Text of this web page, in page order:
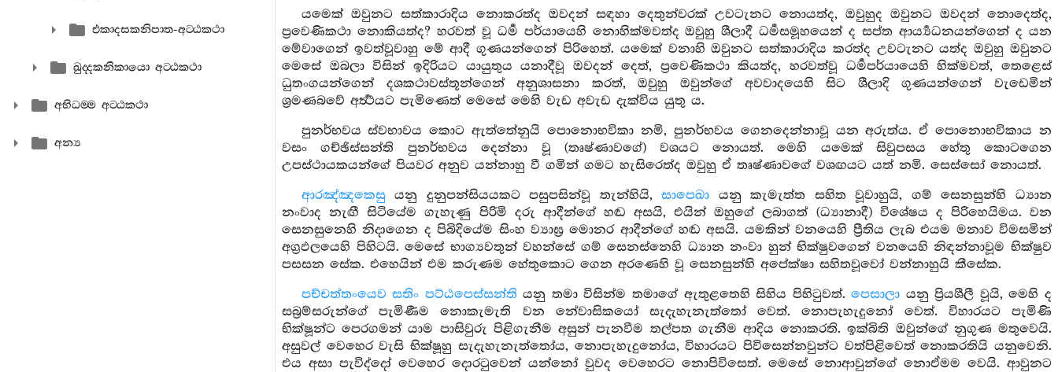
එකාදසකනිපාත-අට‍්ඨකථා
ඛුද‍්දකනිකායො අට‍්ඨකථා
අභිධම‍්ම අට‍්ඨකථා
අන්‍ය
යමෙක් ඔවුනට සත්කාරාදිය නොකරත්ද ඔවදන් සඳහා දෙතුන්වරක් උවටැනට නොයත්ද, ඔවුහුද ඔවුනට ඔවදන් නොදෙත්ද,
ප්‍රවෙණිකථා නොකියත්ද? හරවත් වූ ධර්‍ම පර්යායෙහි නොහික්මවත්ද ඔවුහු ශීලාදී ධර්‍මසමූහයෙන් ද සප්ත ආර්‍ය්‍යධනයන්ගෙන් ද යන
මේවාගෙන් ඉවත්වූවාහු මේ ආදී ගුණයන්ගෙන් පිරිහෙත්. යමෙක් වනාහි ඔවුනට සත්කාරාදිය කරත්ද උවටැනට යත්ද ඔවුහු ඔවුනට
මෙසේ ඔබලා විසින් ඉදිරියට යායුතුය යනාදීවූ ඔවදන් දෙත්, ප්‍රවෙණිකථා කියත්ද, හරවත්වූ ධර්‍මපර්යායෙහි හික්මවත්, තෙළෙස්
ධුතංගයන්ගෙන් දශකථාවස්තූන්ගෙන් අනුශාසනා කරත්, ඔවුහු ඔවුන්ගේ අවවාදයෙහි සිට ශීලාදි ගුණයන්ගෙන් වැඩෙමින්
ශ්‍රමණබවේ අර්‍ත්‍ථයට පැමිණෙත් මෙසේ මෙහි වැඩ අවැඩ දැක්විය යුතු ය.
පුනර්භවය ස්වභාවය කොට ඇත්තේනුයි පොනොභවිකා නමි, පුනර්භවය ගෙනදෙන්නාවූ යන අරුත්ය. ඒ පොනොභවිකාය න
වසං ගච්ඡිස්සන්ති පුනර්භවය දෙන්නා වූ (තෘෂ්ණාවගේ) වශයට නොයත්. මෙහි යමෙක් සිවුපසය හේතු කොටගෙන
උපස්ථායකයන්ගේ පියවර අනුව යන්නාහු වී ගමින් ගමට හැසිරෙත්ද ඔවුහු ඒ තෘෂ්ණාවගේ වශඟයට යත් නමි. සෙස්සෝ නොයත්.
ආරඤ්ඤකෙසුයනු දුනුපන්සියයකට පසුපසින්වූ තැන්හියි,සාපෙඛා යනු කැමැත්ත සහිත වූවාහුයි, ගම් සෙනසුන්හි ධ්‍යාන
නංවාද නැඟී සිටියේම ගැහැණු පිරිමි දරු ආදීන්ගේ හඬ අසයි, එයින් ඔහුගේ ලබාගත් (ධ්‍යානාදී) විශේෂය ද පිරිහෙයිමය. වන
සෙනසුනෙහි නිදාගෙන ද පිබිදියේම සිංහ ව්‍යාඝ්‍ර මොනර ආදීන්ගේ හඬ අසයි. යමකින් වනයෙහි ප්‍රීතිය ලැබ එයම මනාව විමසමින්
අග්‍රඵලයෙහි පිහිටයි. මෙසේ භාග්‍යවතුන් වහන්සේ ගම් සෙනස්නෙහි ධ්‍යාන නංවා හුන් භික්ෂුවගෙන් වනයෙහි නිඳන්නාවූම භික්ෂුව
පසසන සේක. එහෙයින් එම කරුණම හේතුකොට ගෙන අරණෙහි වූ සෙනසුන්හි අපේක්ෂා සහිතවූවෝ වන්නාහුයි කීසේක.
පච්චත්තංයෙව සතිං පට්ඨපෙස්සන්ති යනු තමා විසින්ම තමාගේ ඇතුළතෙහි සිහිය පිහිටුවත්.පෙසාලා යනු ප්‍රියශීලී වූයි, මෙහි ද
සබ්‍රම්සරුන්ගේ පැමිණීම නොකැමැති වන නේවාසිකයෝ සැදැහැනැත්තෝ වෙත්. නොපැහැදුනෝ වෙත්. විහාරයට පැමිණි
භික්ෂූන්ට පෙරගමන් යාම පාසිවුරු පිළිගැනීම අසුන් පැනවීම තල්පත ගැනීම ආදිය නොකරති. ඉක්බිති ඔවුන්ගේ නුගුණ මතුවෙයි.
අසුවල් වෙහෙර වැසි භික්ෂූහු සැදැහැනැත්තෝය, නොපැහැදුනෝය, විහාරයට පිවිසෙන්නවුන්ට වත්පිළිවෙත් නොකරතියි යනුවෙනි.
එය අසා පැවිද්දෝ වෙහෙර දොරටුවෙන් යන්නෝ වුවද වෙහෙරට නොපිවිසෙත්. මෙසේ නොආවුන්ගේ නොඒමම වෙයි. ආවුනට